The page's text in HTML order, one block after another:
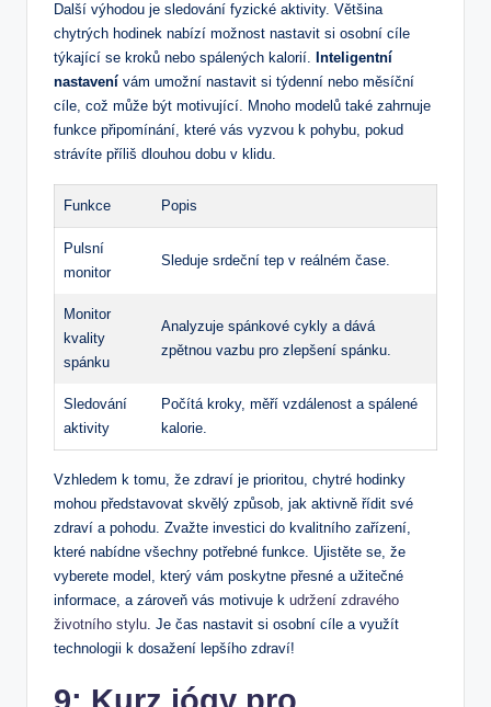
Další ⁤výhodou je sledování fyzické⁢ aktivity. Většina
‌chytrých hodinek nabízí možnost⁢ nastavit si osobní⁢ cíle
týkající⁤ se ‍kroků⁢ nebo spálených kalorií. Inteligentní
nastavení vám umožní nastavit ‍si týdenní nebo měsíční‌
cíle, což může být motivující. Mnoho modelů také zahrnuje
funkce⁣ připomínání,⁣ které vás vyzvou k pohybu, pokud
strávíte příliš dlouhou dobu v‍ klidu.
Funkce Popis
Pulsní
monitor
Sleduje srdeční tep v reálném čase.
Monitor
kvality
spánku
Analyzuje spánkové cykly a dává
zpětnou vazbu pro zlepšení spánku.
Sledování
‌aktivity
Počítá kroky, měří vzdálenost ⁤a spálené ​
kalorie.
Vzhledem k tomu, že zdraví je prioritou, chytré hodinky​
mohou představovat skvělý způsob, jak aktivně​ řídit své
zdraví a pohodu. Zvažte ⁢investici do kvalitního zařízení,
které nabídne všechny potřebné funkce. Ujistěte se, že
⁤vyberete model,⁣ který vám⁢ poskytne přesné a užitečné
informace, a zároveň vás motivuje k udržení zdravého
životního stylu. Je čas nastavit si osobní cíle​ a využít
technologii k ‌dosažení lepšího zdraví!